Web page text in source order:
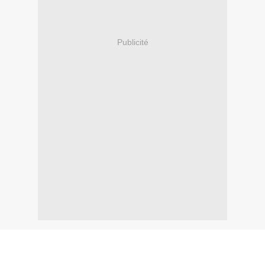
Publicité